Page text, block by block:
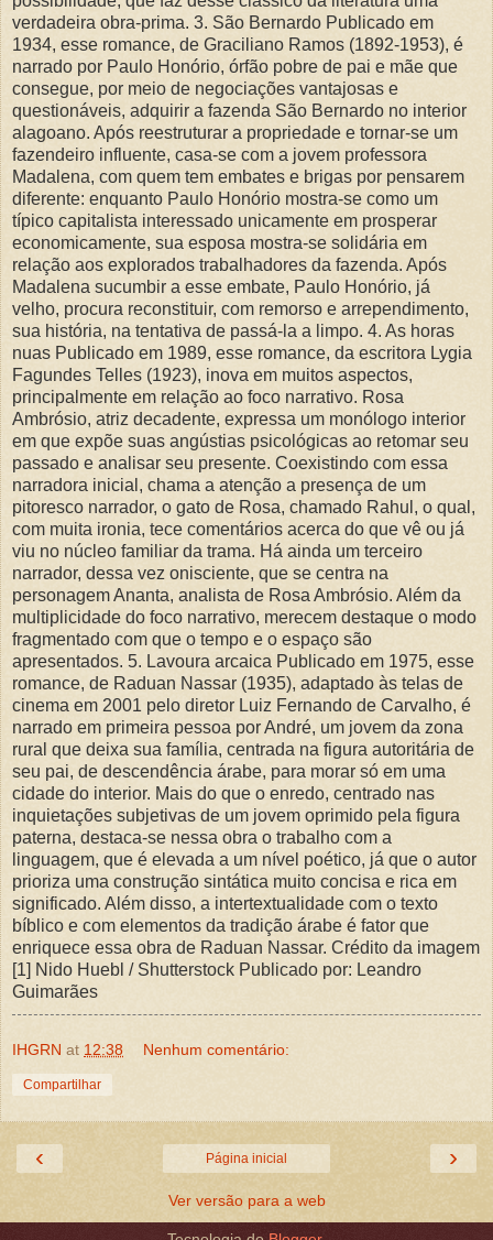
verdadeira obra-prima. 3. São Bernardo Publicado em
1934, esse romance, de Graciliano Ramos (1892-1953), é
narrado por Paulo Honório, órfão pobre de pai e mãe que
consegue, por meio de negociações vantajosas e
questionáveis, adquirir a fazenda São Bernardo no interior
alagoano. Após reestruturar a propriedade e tornar-se um
fazendeiro influente, casa-se com a jovem professora
Madalena, com quem tem embates e brigas por pensarem
diferente: enquanto Paulo Honório mostra-se como um
típico capitalista interessado unicamente em prosperar
economicamente, sua esposa mostra-se solidária em
relação aos explorados trabalhadores da fazenda. Após
Madalena sucumbir a esse embate, Paulo Honório, já
velho, procura reconstituir, com remorso e arrependimento,
sua história, na tentativa de passá-la a limpo. 4. As horas
nuas Publicado em 1989, esse romance, da escritora Lygia
Fagundes Telles (1923), inova em muitos aspectos,
principalmente em relação ao foco narrativo. Rosa
Ambrósio, atriz decadente, expressa um monólogo interior
em que expõe suas angústias psicológicas ao retomar seu
passado e analisar seu presente. Coexistindo com essa
narradora inicial, chama a atenção a presença de um
pitoresco narrador, o gato de Rosa, chamado Rahul, o qual,
com muita ironia, tece comentários acerca do que vê ou já
viu no núcleo familiar da trama. Há ainda um terceiro
narrador, dessa vez onisciente, que se centra na
personagem Ananta, analista de Rosa Ambrósio. Além da
multiplicidade do foco narrativo, merecem destaque o modo
fragmentado com que o tempo e o espaço são
apresentados. 5. Lavoura arcaica Publicado em 1975, esse
romance, de Raduan Nassar (1935), adaptado às telas de
cinema em 2001 pelo diretor Luiz Fernando de Carvalho, é
narrado em primeira pessoa por André, um jovem da zona
rural que deixa sua família, centrada na figura autoritária de
seu pai, de descendência árabe, para morar só em uma
cidade do interior. Mais do que o enredo, centrado nas
inquietações subjetivas de um jovem oprimido pela figura
paterna, destaca-se nessa obra o trabalho com a
linguagem, que é elevada a um nível poético, já que o autor
prioriza uma construção sintática muito concisa e rica em
significado. Além disso, a intertextualidade com o texto
bíblico e com elementos da tradição árabe é fator que
enriquece essa obra de Raduan Nassar. Crédito da imagem
[1] Nido Huebl / Shutterstock Publicado por: Leandro
Guimarães
IHGRN at 12:38 Nenhum comentário:
Compartilhar
‹ ›
Página inicial
Ver versão para a web